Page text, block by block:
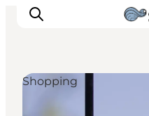
Shopping